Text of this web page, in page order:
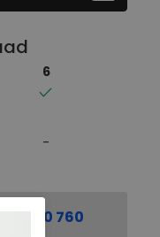
6
760 760